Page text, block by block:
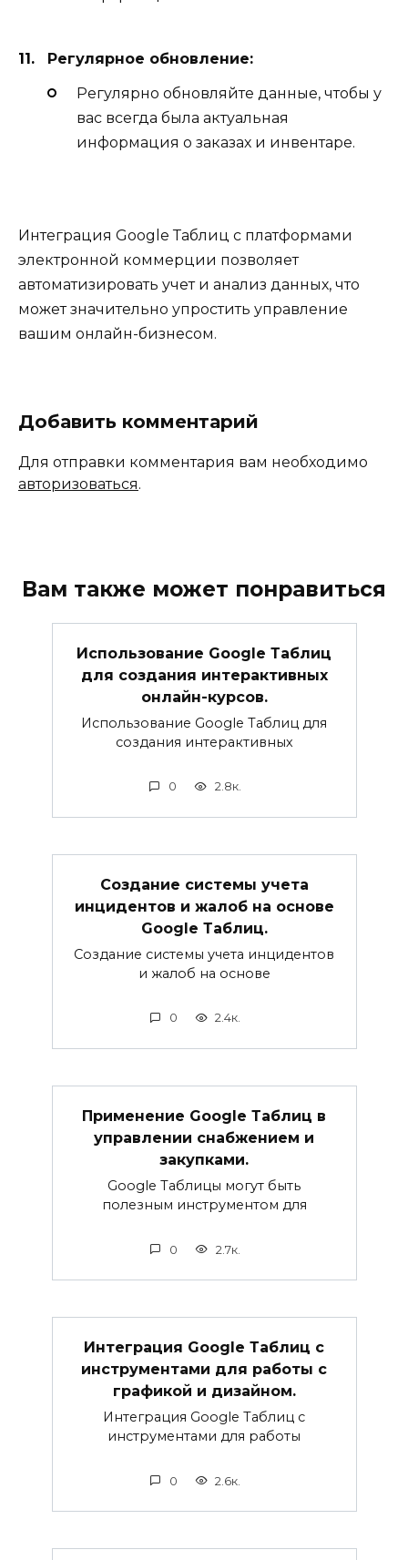
Регулярное обновление:
Регулярно обновляйте данные, чтобы у
вас всегда была актуальная
информация о заказах и инвентаре.
Интеграция Google Таблиц с платформами
электронной коммерции позволяет
автоматизировать учет и анализ данных, что
может значительно упростить управление
вашим онлайн-бизнесом.
Добавить комментарий
Для отправки комментария вам необходимо
авторизоваться.
Вам также может понравиться
Использование Google Таблиц
для создания интерактивных
онлайн-курсов.
Использование Google Таблиц для
создания интерактивных
0 2.8к.
Создание системы учета
инцидентов и жалоб на основе
Google Таблиц.
Создание системы учета инцидентов
и жалоб на основе
0 2.4к.
Применение Google Таблиц в
управлении снабжением и
закупками.
Google Таблицы могут быть
полезным инструментом для
0 2.7к.
Интеграция Google Таблиц с
инструментами для работы с
графикой и дизайном.
Интеграция Google Таблиц с
инструментами для работы
0 2.6к.